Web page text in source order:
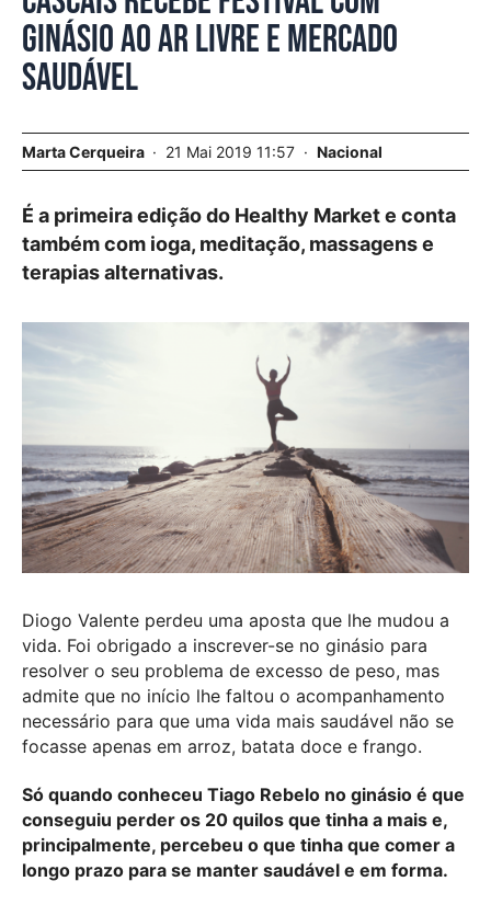
ginásio ao ar livre e mercado
saudável
Marta Cerqueira 21 Mai 2019 11:57 Nacional
É a primeira edição do Healthy Market e conta
também com ioga, meditação, massagens e
terapias alternativas.
Diogo Valente perdeu uma aposta que lhe mudou a
vida. Foi obrigado a inscrever-se no ginásio para
resolver o seu problema de excesso de peso, mas
admite que no início lhe faltou o acompanhamento
necessário para que uma vida mais saudável não se
focasse apenas em arroz, batata doce e frango.
Só quando conheceu Tiago Rebelo no ginásio é que
conseguiu perder os 20 quilos que tinha a mais e,
principalmente, percebeu o que tinha que comer a
longo prazo para se manter saudável e em forma.